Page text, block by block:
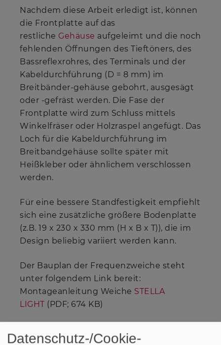
Nachdem diese Arbeit erledigt ist, können
die Frontplatte auf das
restliche Gehäuse aufgeleimt und die noch
fehlenden Öffnungen des Tieftöners, des
Bassreflexrohres, des Terminals und der
Kabeldurchführung (D = 8 mm) im
Breitbänder-gehäuse gebohrt, ausgesägt
oder -gefräst werden. Die Fase der
Frontplatte wird zum Schluss mittels
Winkelfräser oder Holzraspel angefügt. Das
Loch für die Kabeldurchführung im
Breitbandgehäuse sollte später mit
Heißkleber oder ähnlichem verschlossen
werden.
Für eine bessere Standfestigkeit empfiehlt
sich eine zusätzliche größere Bodenplatte
(z.B. 19 x 230 x 330 mm (H x B x T)), die im
Design beliebig variiert werden kann.
Der Bauplan der Frequenzweiche steht
unter folgendem Link bereit:
Montageanleitung Weiche STELLA
LIGHT (PDF; 674 KB)
Datenschutz-/Cookie-